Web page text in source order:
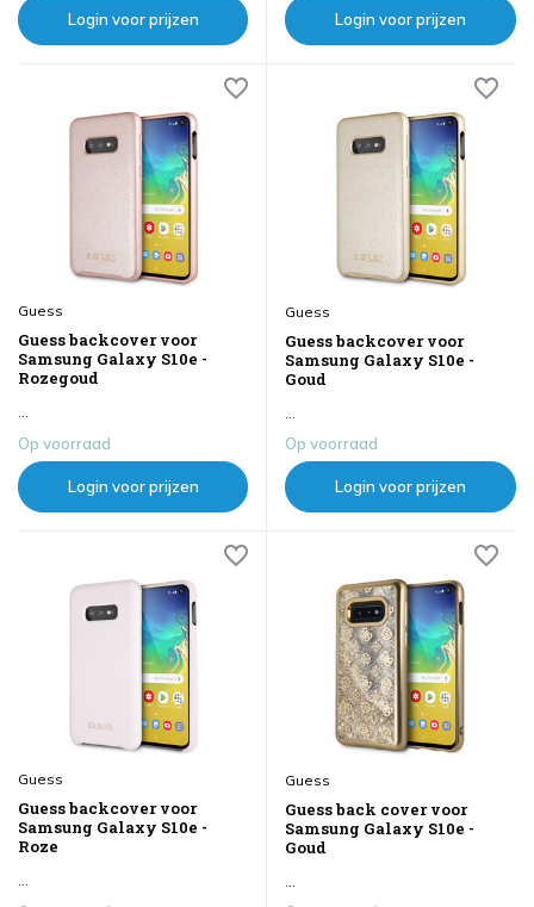
Login voor prijzen Login voor prijzen
Guess
Guess backcover voor
Samsung Galaxy S10e -
Rozegoud
...
Op voorraad
Login voor prijzen
Guess
Guess backcover voor
Samsung Galaxy S10e -
Goud
...
Op voorraad
Login voor prijzen
Guess
Guess backcover voor
Samsung Galaxy S10e -
Roze
Guess
Guess back cover voor
Samsung Galaxy S10e -
Goud